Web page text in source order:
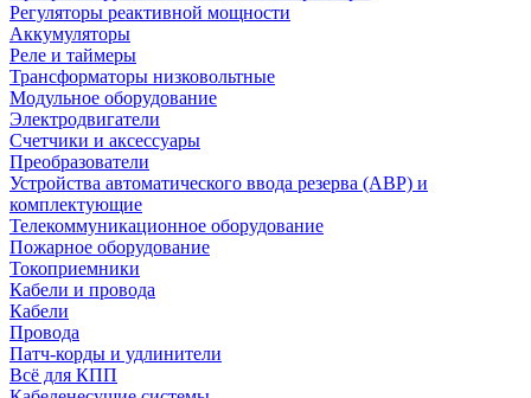
Регуляторы реактивной мощности
Аккумуляторы
Реле и таймеры
Трансформаторы низковольтные
Модульное оборудование
Электродвигатели
Счетчики и аксессуары
Преобразователи
Устройства автоматического ввода резерва (АВР) и
комплектующие
Телекоммуникационное оборудование
Пожарное оборудование
Токоприемники
Кабели и провода
Кабели
Провода
Патч-корды и удлинители
Всё для КПП